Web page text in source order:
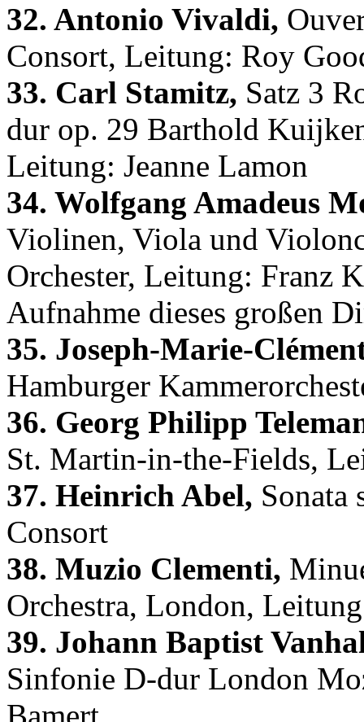
32. Antonio Vivaldi,
Consort, Leitung: Roy
33. Carl Stamitz, Satz 3
dur op. 29 Barthold
Leitung: Jeanne Lamon
34. Wolfgang Amadeus
Violinen, Viola und
Orchester, Leitung: Franz
Aufnahme dieses großen
35. Joseph-Marie-
Hamburger
36. Georg Philipp
St. Martin-in-the-Fields,
37. Heinrich Abel, Sonata
Consort
38. Muzio Clementi,
Orchestra, London,
39. Johann Baptist
Sinfonie D-dur London